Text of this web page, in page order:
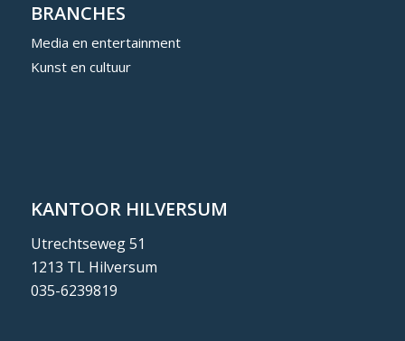
BRANCHES
Media en entertainment
Kunst en cultuur
KANTOOR HILVERSUM
Utrechtseweg 51
1213 TL Hilversum
035-6239819